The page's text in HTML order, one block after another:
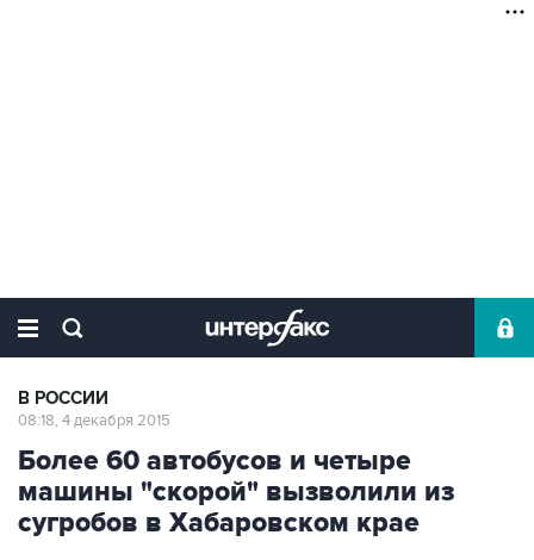
В РОССИИ
08:18, 4 декабря 2015
Более 60 автобусов и четыре
машины "скорой" вызволили из
сугробов в Хабаровском крае